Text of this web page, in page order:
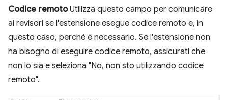
Codice remotoUtilizza questo campo per comunicare
ai revisori se l'estensione esegue codice remoto e, in
questo caso, perché è necessario. Se l'estensione non
ha bisogno di eseguire codice remoto, assicurati che
non lo sia e seleziona "No, non sto utilizzando codice
remoto".